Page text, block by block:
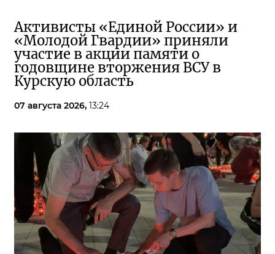
Активисты «Единой России» и
«Молодой Гвардии» приняли
участие в акции памяти о
годовщине вторжения ВСУ в
Курскую область
07 августа 2026, 13:24